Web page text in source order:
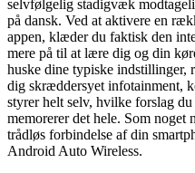
selvfølgelig stadigvæk
på dansk. Ved at aktivere en
appen, klæder du faktisk den
mere på til at lære dig og din
huske dine typiske indstillinger,
dig skræddersyet infotainment,
styrer helt selv, hvilke forslag
memorerer det hele. Som
trådløs forbindelse af din
Android Auto Wireless.